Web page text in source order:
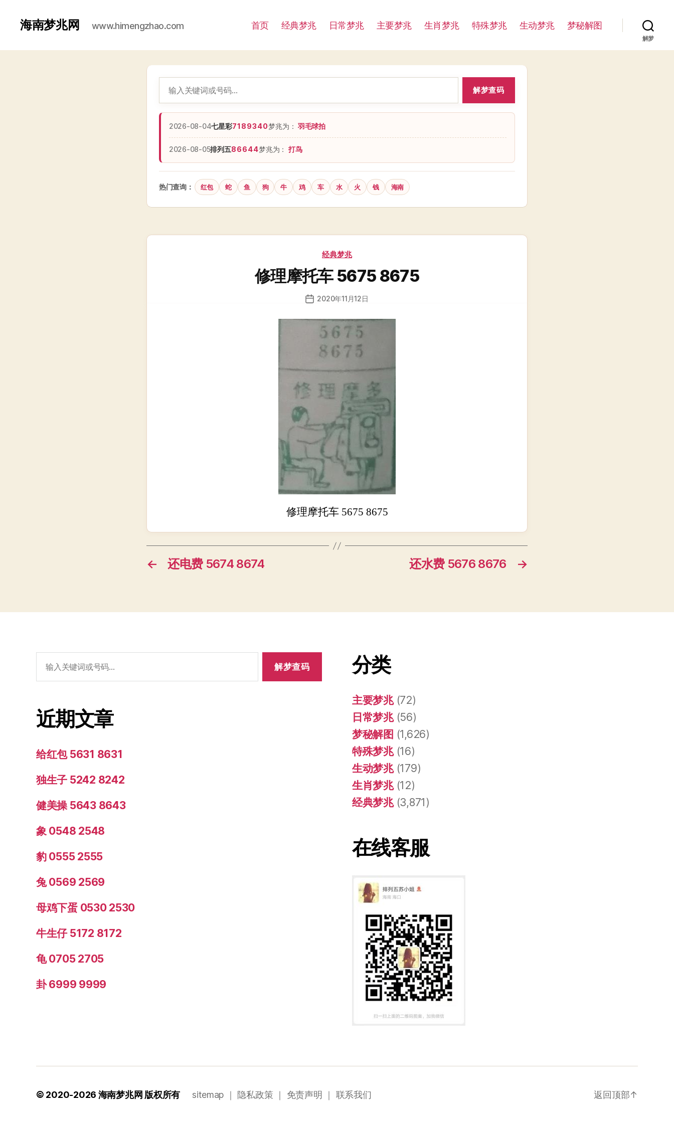
海南梦兆网 www.himengzhao.com 首页 经典梦兆 日常梦兆 主要梦兆 生肖梦兆 特殊梦兆 生动梦兆 梦秘解图
解梦
解梦查码
2026-08-04七星彩7189340梦兆为：羽毛球拍
2026-08-05排列五86644梦兆为： 打鸟
热门查询： 红包 蛇 鱼 狗 牛 鸡 车 水 火 钱 海南
分
经典梦兆
修理摩托车 5675 8675
发
日
2020年11月12日
修理摩托车 5675 8675
← 还电费 5674 8674 →
还水费 5676 8676
索：
近期文章
给红包 5631 8631
独生子 5242 8242
健美操 5643 8643
象 0548 2548
豹 0555 2555
兔 0569 2569
母鸡下蛋 0530 2530
牛生仔 5172 8172
龟 0705 2705
卦 6999 9999
分类
主要梦兆(72)
日常梦兆(56)
梦秘解图 (1,626)
特殊梦兆(16)
生动梦兆(179)
生肖梦兆(12)
经典梦兆(3,871)
在线客服
© 2020-2026 海南梦兆网 版权所有 sitemap ｜ 隐私政策 ｜ 免责声明 ｜ 联系我们 返回顶部↑